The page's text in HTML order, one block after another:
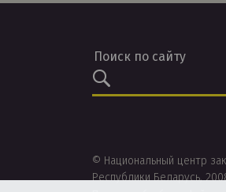
© Национальный центр
Республики Беларусь,